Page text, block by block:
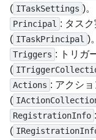
( ITaskSettings )。
Principal : タス
( ITaskPrincipal )。
Triggers : トリガ
(
Actions : アクシ
(
RegistrationInfo
(